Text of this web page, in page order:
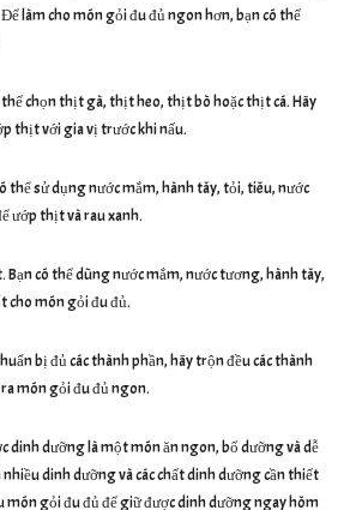
làm cho món gỏi đu đủ ngon hơn, bạn có thể
thể chọn thịt gà, thịt heo, thịt bò hoặc thịt cá. Hãy
thịt với gia vị trước khi nấu.
thể sử dụng nước mắm, hành tây, tỏi, tiêu, nước
ướp thịt và rau xanh.
Bạn có thể dùng nước mắm, nước tương, hành tây,
cho món gỏi đu đủ.
bị đủ các thành phần, hãy trộn đều các thành
món gỏi đu đủ ngon.
dinh dưỡng là một món ăn ngon, bổ dưỡng và dễ
nhiều dinh dưỡng và các chất dinh dưỡng cần thiết
món gỏi đu đủ để giữ được dinh dưỡng ngay hôm